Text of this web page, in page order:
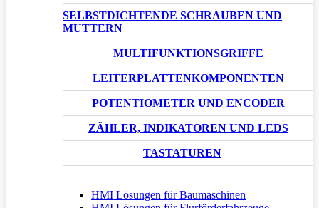
SELBSTDICHTENDE SCHRAUBEN UND
MUTTERN
MULTIFUNKTIONSGRIFFE
LEITERPLATTENKOMPONENTEN
POTENTIOMETER UND ENCODER
ZÄHLER, INDIKATOREN UND LEDS
TASTATUREN
HMI Lösungen für Baumaschinen